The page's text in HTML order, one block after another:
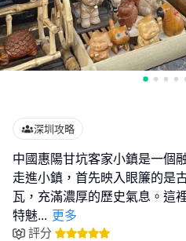
深圳攻略
中國惠陽甘坑客家小鎮是一個
走進小鎮，首先映入眼簾的是
瓦，充滿濃厚的歷史氣息。這
特魅... 更多
評分